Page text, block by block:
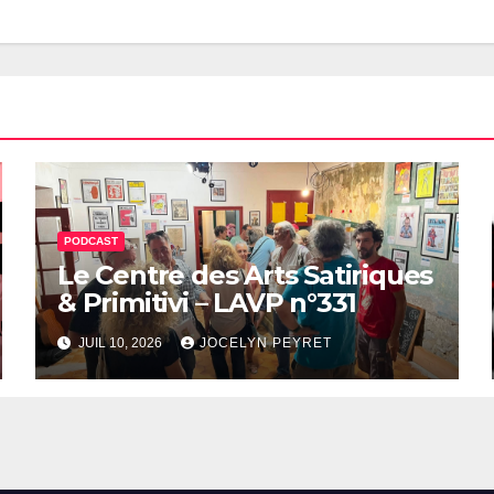
PODCAST
Le Centre des Arts Satiriques
& Primitivi – LAVP n°331
JUIL 10, 2026 JOCELYN PEYRET